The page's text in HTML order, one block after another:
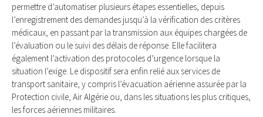
permettre d’automatiser plusieurs étapes essentielles, depuis
l’enregistrement des demandes jusqu’à la vérification des critères
médicaux, en passant par la transmission aux équipes chargées de
l’évaluation ou le suivi des délais de réponse. Elle facilitera
également l’activation des protocoles d’urgence lorsque la
situation l’exige. Le dispositif sera enfin relié aux services de
transport sanitaire, y compris l’évacuation aérienne assurée par la
Protection civile, Air Algérie ou, dans les situations les plus critiques,
les forces aériennes militaires.